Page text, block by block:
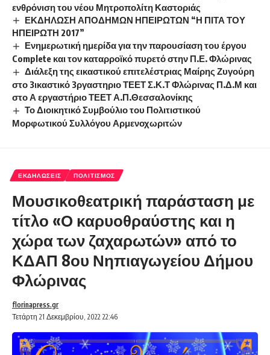
ενθρόνιση του νέου Μητροπολίτη Καστοριάς
ΕΚΔΗΛΩΣΗ ΑΠΟΔΗΜΩΝ ΗΠΕΙΡΩΤΩΝ “Η ΠΙΤΑ ΤΟΥ
ΗΠΕΙΡΩΤΗ 2017”
Ενημερωτική ημερίδα για την παρουσίαση του έργου
Complete και τον καταρροϊκό πυρετό στην Π.Ε. Φλώρινας
Διάλεξη της εικαστικού επιτελέστριας Μαίρης Ζυγούρη
στο 3ικαστικό 3ργαστηριο ΤΕΕΤ Σ.Κ.Τ Φλώρινας Π.Δ.Μ και
στο Α εργαστήριο ΤΕΕΤ Α.Π.Θεσσαλονίκης
Το Διοικητικό Συμβούλιο του Πολιτιστικού
Μορφωτικού Συλλόγου Αρμενοχωριτών
ΕΚΔΗΛΏΣΕΙΣ ΠΟΛΙΤΙΣΜΌΣ
Μουσικοθεατρική παράσταση με
τίτλο «Ο καρυοθραύστης και η
χώρα των ζαχαρωτών» από το
ΚΔΑΠ 8ου Νηπιαγωγείου Δήμου
Φλώρινας
Τετάρτη 21 Δεκεμβρίου, 2022 22:46
florinapress.gr